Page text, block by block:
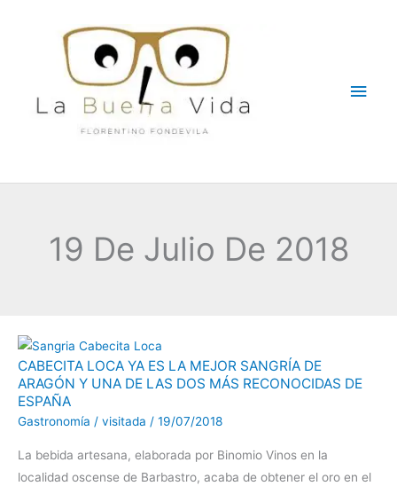
19 De Julio De 2018
CABECITA LOCA YA ES LA MEJOR SANGRÍA DE
ARAGÓN Y UNA DE LAS DOS MÁS RECONOCIDAS DE
ESPAÑA
Gastronomía / visitada / 19/07/2018
La bebida artesana, elaborada por Binomio Vinos en la
localidad oscense de Barbastro, acaba de obtener el oro en el
CABECITA
LOCA
YA
ES
LA
MEJOR
SANGRÍA
ARAGÓN
UNA